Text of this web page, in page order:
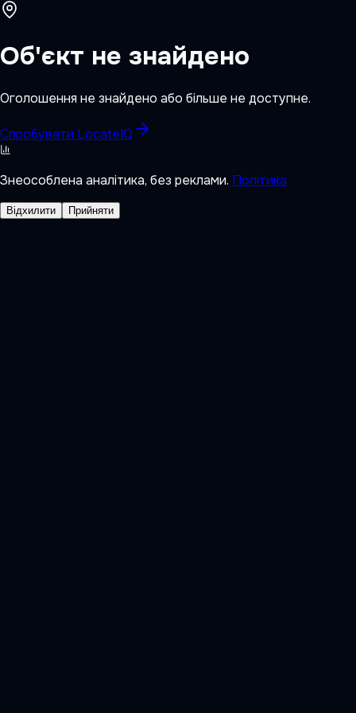
Об'єкт не знайдено
Оголошення не знайдено або більше не доступне.
Спробувати LocateIQ
Знеособлена аналітика, без реклами. Політика
Відхилити Прийняти